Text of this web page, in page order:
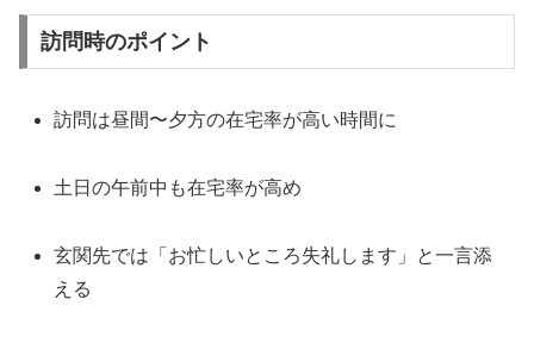
訪問時のポイント
訪問は昼間〜夕方の在宅率が高い時間に
土日の午前中も在宅率が高め
玄関先では「お忙しいところ失礼します」と一言添
える